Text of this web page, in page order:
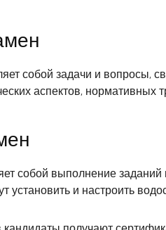
собой задачи и вопросы,
аспектов, нормативных
собой выполнение
установить и настроить